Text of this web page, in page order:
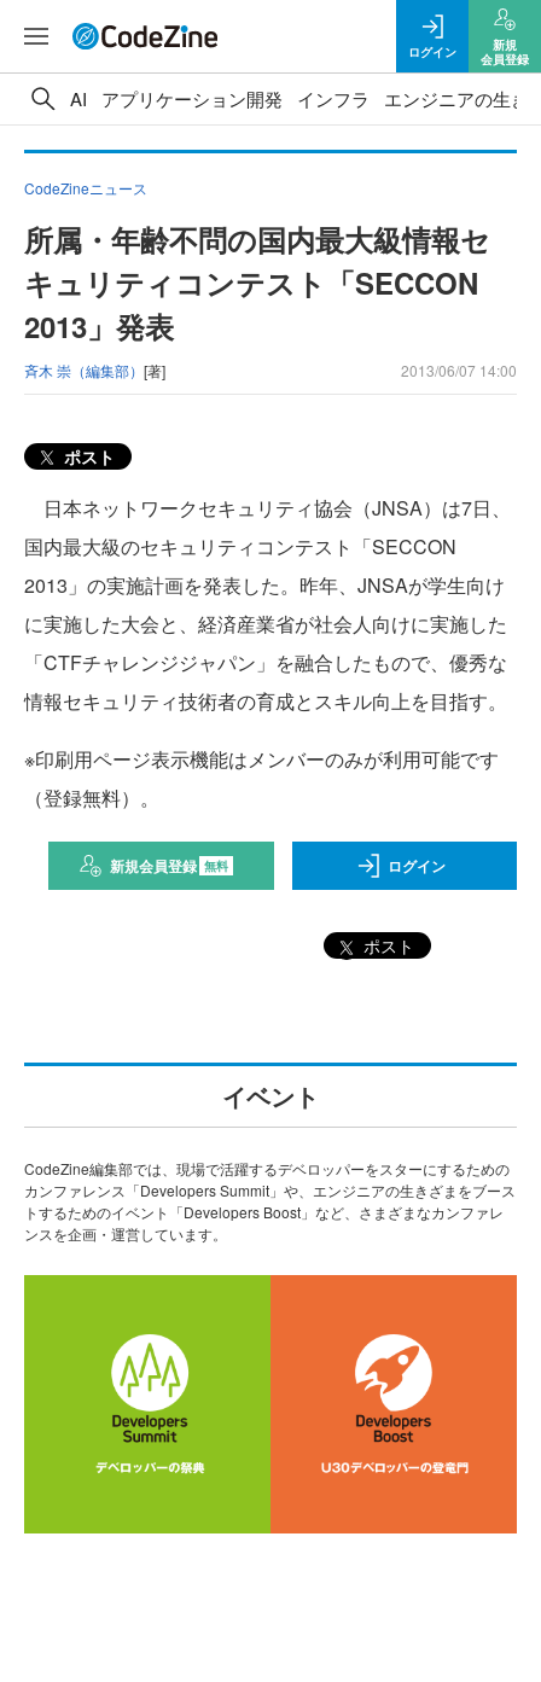
ログイン
新規
会員登録
AI アプリケーション開発 インフラ エンジニアの生き
CodeZineニュース
所属・年齢不問の国内最大級情報セ
キュリティコンテスト「SECCON
2013」発表
斉木 崇（編集部） [著] 2013/06/07 14:00
ポスト
日本ネットワークセキュリティ協会（JNSA）は7日、
国内最大級のセキュリティコンテスト「SECCON
2013」の実施計画を発表した。昨年、JNSAが学生向け
に実施した大会と、経済産業省が社会人向けに実施した
「CTFチャレンジジャパン」を融合したもので、優秀な
情報セキュリティ技術者の育成とスキル向上を目指す。
※印刷用ページ表示機能はメンバーのみが利用可能です
（登録無料）。
新規会員登録 無料 ログイン
ポスト
イベント
CodeZine編集部では、現場で活躍するデベロッパーをスターにするための
カンファレンス「Developers Summit」や、エンジニアの生きざまをブース
トするためのイベント「Developers Boost」など、さまざまなカンファレ
ンスを企画・運営しています。